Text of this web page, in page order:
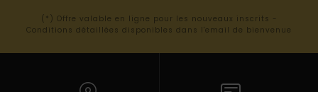
(*) Offre valable en ligne pour les nouveaux inscrits -
Conditions détaillées disponibles dans l'email de bienvenue